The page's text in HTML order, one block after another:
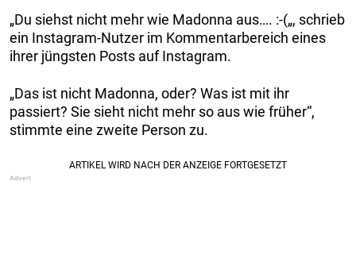
„Du siehst nicht mehr wie Madonna aus…. :-(„, schrieb
ein Instagram-Nutzer im Kommentarbereich eines
ihrer jüngsten Posts auf Instagram.
„Das ist nicht Madonna, oder? Was ist mit ihr
passiert? Sie sieht nicht mehr so aus wie früher“,
stimmte eine zweite Person zu.